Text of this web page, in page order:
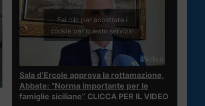
Fai clic per accettare i
cookie per questo servizio
Sala d’Ercole approva la rottamazione,
Abbate: “Norma importante per le
famiglie siciliane” CLICCA PER IL VIDEO